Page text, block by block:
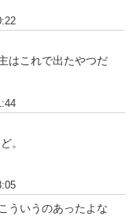
はこれで出たやつだ
。
ういうのあったよな